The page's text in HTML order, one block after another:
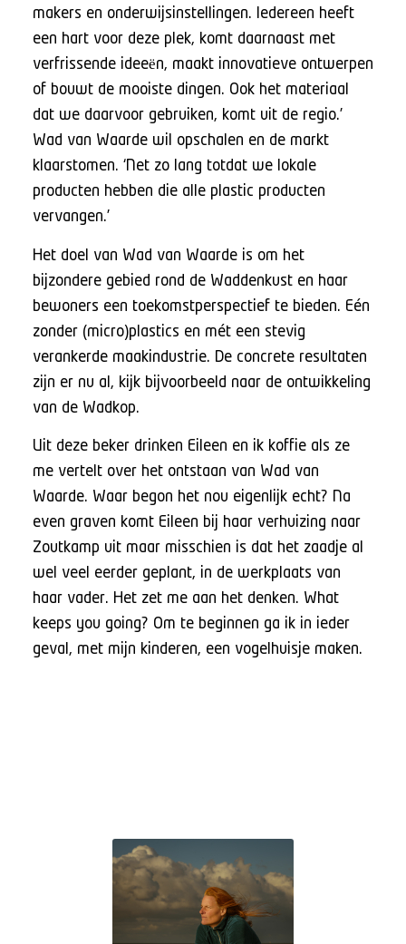
makers en onderwijsinstellingen. Iedereen heeft
een hart voor deze plek, komt daarnaast met
verfrissende ideeën, maakt innovatieve ontwerpen
of bouwt de mooiste dingen. Ook het materiaal
dat we daarvoor gebruiken, komt uit de regio.’
Wad van Waarde wil opschalen en de markt
klaarstomen. ‘Net zo lang totdat we lokale
producten hebben die alle plastic producten
vervangen.’
Het doel van Wad van Waarde is om het
bijzondere gebied rond de Waddenkust en haar
bewoners een toekomstperspectief te bieden. Eén
zonder (micro)plastics en mét een stevig
verankerde maakindustrie. De concrete resultaten
zijn er nu al, kijk bijvoorbeeld naar de ontwikkeling
van de Wadkop.
Uit deze beker drinken Eileen en ik koffie als ze
me vertelt over het ontstaan van Wad van
Waarde. Waar begon het nou eigenlijk echt? Na
even graven komt Eileen bij haar verhuizing naar
Zoutkamp uit maar misschien is dat het zaadje al
wel veel eerder geplant, in de werkplaats van
haar vader. Het zet me aan het denken. What
keeps you going? Om te beginnen ga ik in ieder
geval, met mijn kinderen, een vogelhuisje maken.